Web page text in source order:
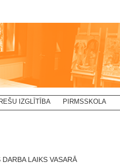
IZGLĪTĪBA
PIRMSSKOLA
LAIKS VASARĀ